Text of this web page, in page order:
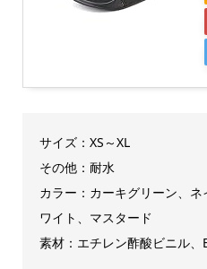
サイズ：XS～XL
その他：耐水
カラー：カーキグリーン、
ワイト、マスタード
素材：エチレン酢酸ビニル、